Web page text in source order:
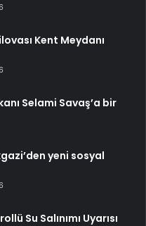
Kent Meydanı
Selami Savaş’a bir
yeni sosyal
Su Salınımı Uyarısı